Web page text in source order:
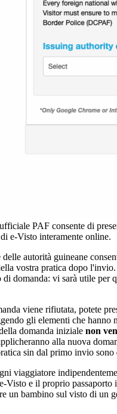
PAF consente di
e-Visto interamente online.
autorità guineane
vostra pratica dopo
domanda: vi sarà utile per
viene rifiutata, potete
gli elementi che
domanda iniziale non
alla nuova
sin dal primo invio
viaggiatore
Visto e il proprio passaporto
un bambino sul visto di un